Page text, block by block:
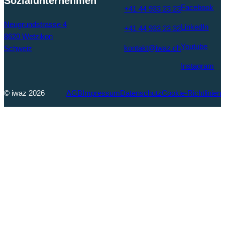
Neugrundstrasse 4
8620 Wetzikon
Schweiz
+41 44 933 23 23
+41 44 933 23 32
kontakt@iwaz.ch
Facebook
LinkedIn
Youtube
Instagram
© iwaz 2026 AGBImpressumDatenschutzCookie-Richtlinien